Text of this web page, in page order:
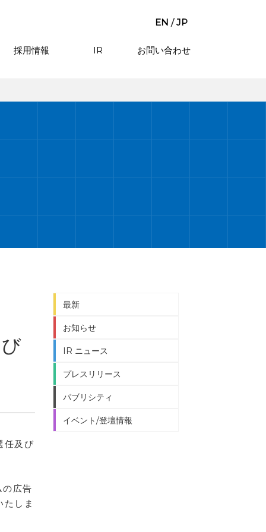
EN /JP
採用情報 IR お問い合わせ
任及び
広告
しま
最新
お知らせ
IR ニュース
プレスリリース
パブリシティ
イベント/登壇情報